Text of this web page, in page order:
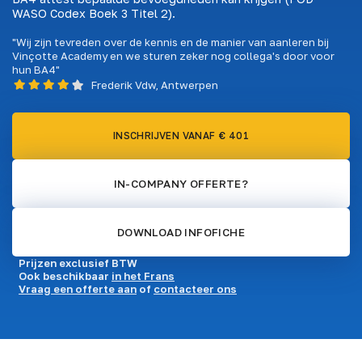
WASO Codex Boek 3 Titel 2).
"Wij zijn tevreden over de kennis en de manier van aanleren bij
Vinçotte Academy en we sturen zeker nog collega's door voor
hun BA4"
Frederik Vdw, Antwerpen
INSCHRIJVEN VANAF € 401
IN-COMPANY OFFERTE?
DOWNLOAD INFOFICHE
Prijzen exclusief BTW
Ook beschikbaar in het Frans
Vraag een offerte aan of contacteer ons